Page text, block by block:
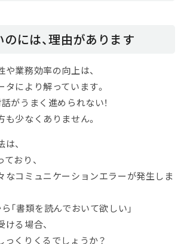
には、理由があります
業務効率の向上は、
により解っています。
がうまく進められない！
も少なくありません。
、
おり、
なコミュニケーションエラーが発生しま
「書類を読んでおいて欲しい」
る場合、
っくりくるでしょうか？